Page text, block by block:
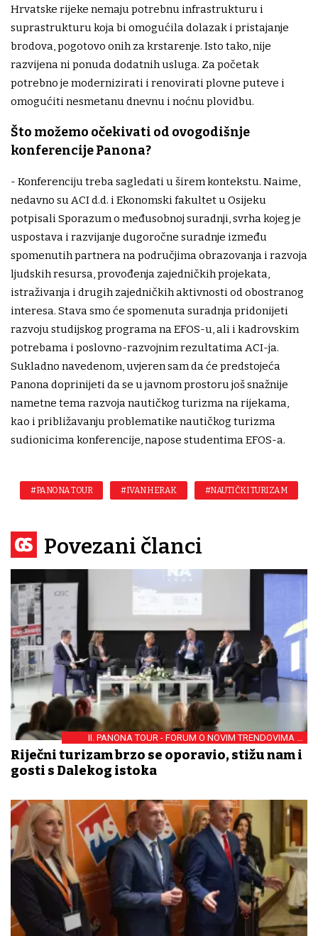
Hrvatske rijeke nemaju potrebnu infrastrukturu i
suprastrukturu koja bi omogućila dolazak i pristajanje
brodova, pogotovo onih za krstarenje. Isto tako, nije
razvijena ni ponuda dodatnih usluga. Za početak
potrebno je modernizirati i renovirati plovne puteve i
omogućiti nesmetanu dnevnu i noćnu plovidbu.
Što možemo očekivati od ovogodišnje
konferencije Panona?
- Konferenciju treba sagledati u širem kontekstu. Naime,
nedavno su ACI d.d. i Ekonomski fakultet u Osijeku
potpisali Sporazum o međusobnoj suradnji, svrha kojeg je
uspostava i razvijanje dugoročne suradnje između
spomenutih partnera na područjima obrazovanja i razvoja
ljudskih resursa, provođenja zajedničkih projekata,
istraživanja i drugih zajedničkih aktivnosti od obostranog
interesa. Stava smo će spomenuta suradnja pridonijeti
razvoju studijskog programa na EFOS-u, ali i kadrovskim
potrebama i poslovno-razvojnim rezultatima ACI-ja.
Sukladno navedenom, uvjeren sam da će predstojeća
Panona doprinijeti da se u javnom prostoru još snažnije
nametne tema razvoja nautičkog turizma na rijekama,
kao i približavanju problematike nautičkog turizma
sudionicima konferencije, napose studentima EFOS-a.
#PANONA TOUR #IVAN HERAK #NAUTIČKI TURIZAM
Povezani članci
II. PANONA TOUR - FORUM O NOVIM TRENDOVIMA U
KRUZER-TURIZMU
Riječni turizam brzo se oporavio, stižu nam i
gosti s Dalekog istoka